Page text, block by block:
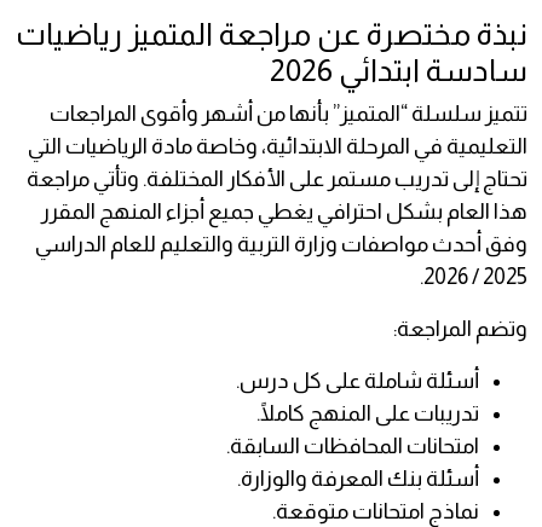
نبذة مختصرة عن مراجعة المتميز رياضيات
سادسة ابتدائي 2026
تتميز سلسلة “المتميز” بأنها من أشهر وأقوى المراجعات
التعليمية في المرحلة الابتدائية، وخاصة مادة الرياضيات التي
تحتاج إلى تدريب مستمر على الأفكار المختلفة. وتأتي مراجعة
هذا العام بشكل احترافي يغطي جميع أجزاء المنهج المقرر
وفق أحدث مواصفات وزارة التربية والتعليم للعام الدراسي
2025 / 2026.
وتضم المراجعة:
أسئلة شاملة على كل درس.
تدريبات على المنهج كاملًا.
امتحانات المحافظات السابقة.
أسئلة بنك المعرفة والوزارة.
نماذج امتحانات متوقعة.